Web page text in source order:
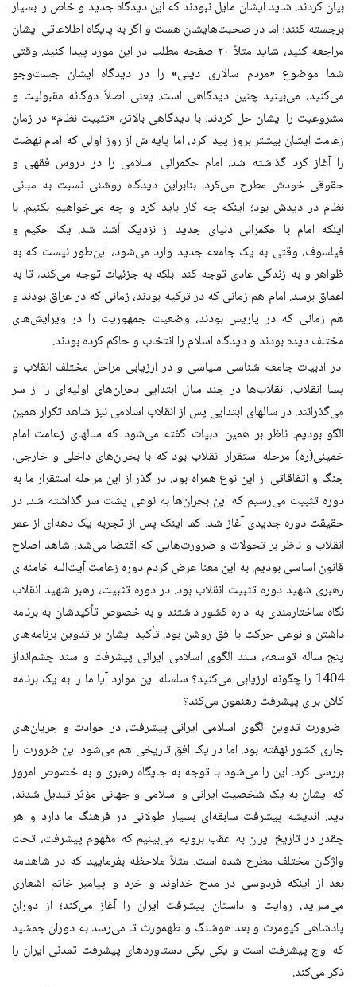
بیان کردند. شاید ایشان مایل نبودند که این دیدگاه جدید و خاص را بسیار
برجسته کنند؛ اما در صحبت‌هایشان هست و اگر به پایگاه اطلاعاتی ایشان
مراجعه کنید، شاید مثلاً ۲۰ صفحه مطلب در این مورد پیدا کنید. وقتی
شما موضوع «مردم سالاری دینی» را در دیدگاه ایشان جست‌و‌جو
می‌کنید، می‌بینید چنین دیدگاهی است. یعنی اصلاً دوگانه مقبولیت و
مشروعیت را ایشان حل کردند. با دیدگاهی بالاتر، «تثبیت نظام» در زمان
زعامت ایشان بیشتر بروز پیدا کرد، اما پایه‌اش از روز اولی که امام نهضت
را آغاز کرد گذاشته شد. امام حکمرانی اسلامی را در دروس فقهی و
حقوقی خودش مطرح می‌کرد. بنابراین دیدگاه روشنی نسبت به مبانی
نظام در دیدش بود؛ اینکه چه کار باید کرد و چه می‌خواهیم بکنیم. با
اینکه امام با حکمرانی دنیای جدید از نزدیک آشنا شد. یک حکیم و
فیلسوف، وقتی به یک جامعه جدید وارد می‌شود، این‌طور نیست که به
ظواهر و به زندگی عادی توجه کند. بلکه به جزئیات توجه می‌کند، تا به
اعماق برسد. امام هم زمانی که در ترکیه بودند، زمانی که در عراق بودند و
هم زمانی که در پاریس بودند، وضعیت جمهوریت را در ویرایش‌های
مختلف دیده بودند و دیدگاه اسلام را انتخاب و حاکم کرده بودند.
در ادبیات جامعه شناسی سیاسی و در ارزیابی مراحل مختلف انقلاب‌ و
پسا انقلاب، انقلاب‌ها در چند سال ابتدایی بحران‌های اولیه‌ای را از سر
می‌گذرانند. در سالهای ابتدایی پس از انقلاب اسلامی نیز شاهد تکرار همین
الگو بودیم. ناظر بر همین ادبیات گفته می‌شود که سالهای زعامت امام
خمینی(ره) مرحله استقرار انقلاب بود که با بحران‌های داخلی و خارجی،
جنگ و اتفاقاتی از این نوع همراه بود. در گذر از این مرحله استقرار ما به
دوره تثبیت می‌رسیم که این بحران‌ها به نوعی پشت سر گذاشته شد. در
حقیقت دوره جدیدی آغاز شد. کما اینکه پس از تجربه یک دهه‌ای از عمر
انقلاب و ناظر بر تحولات و ضرورت‌هایی که اقتضا می‌شد، شاهد اصلاح
قانون اساسی بودیم. به این معنا عرض کردم دوره زعامت آیت‌الله خامنه‌ای
رهبری شهید دوره تثبیت انقلاب بود. در دوره تثبیت، رهبر شهید انقلاب
نگاه ساختارمندی به اداره کشور داشتند و به خصوص تأکیدشان به برنامه
داشتن و نوعی حرکت با افق روشن بود. تأکید ایشان بر تدوین برنامه‌های
پنج ساله توسعه، سند الگوی اسلامی ایرانی پیشرفت و سند چشم‌انداز
1404 را چگونه ارزیابی می‌کنید؟ سلسله این موارد آیا ما را به یک برنامه
کلان برای پیشرفت رهنمون می‌کند؟
ضرورت‌ تدوین الگوی اسلامی ایرانی پیشرفت، در حوادث و جریان‌های
جاری کشور نهفته بود. اما در یک افق تاریخی هم می‌شود این ضرورت را
بررسی کرد. این را می‌شود با توجه به جایگاه رهبری و به خصوص امروز
که ایشان به یک شخصیت ایرانی و اسلامی و جهانی مؤثر تبدیل شدند،
دید. اندیشه پیشرفت سابقه‌ای بسیار طولانی در فرهنگ ما دارد و هر
چقدر در تاریخ ایران به عقب برویم می‌بینیم که مفهوم پیشرفت، تحت
واژگان مختلف مطرح شده است. مثلاً ملاحظه بفرمایید که در شاهنامه
بعد از اینکه فردوسی در مدح خداوند و خرد و پیامبر خاتم اشعاری
می‌سراید، روایت و داستان پیشرفت ایران را آغاز می‌کند؛ از دوران
پادشاهی کیومرث و بعد هوشنگ و طهمورث تا می‌رسد به دوران جمشید
که اوج پیشرفت است و یکی یکی دستاوردهای پیشرفت تمدنی ایران را
ذکر می‌کند.